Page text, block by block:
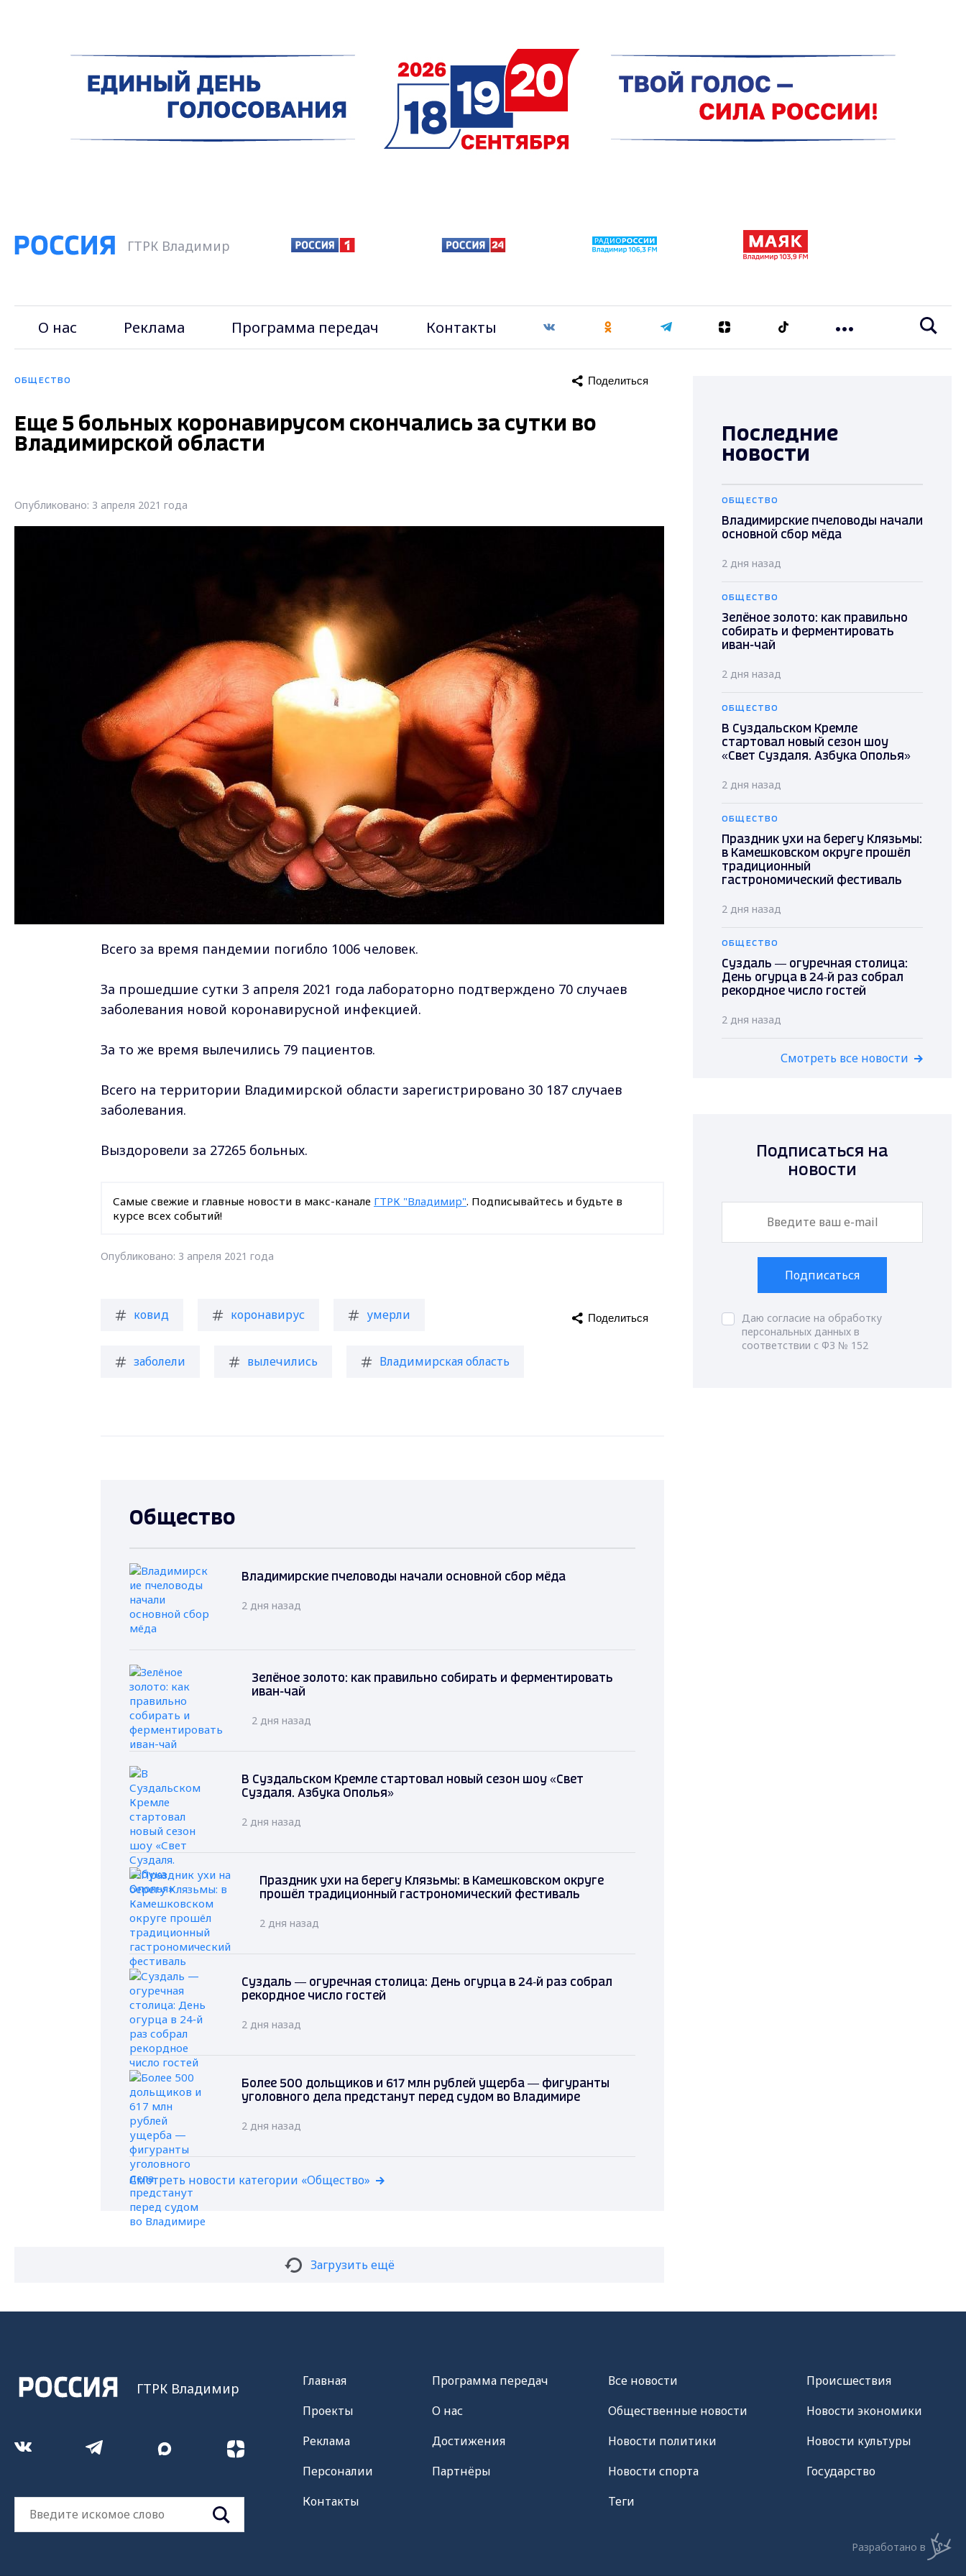
ГТРК Владимир
О нас Реклама Программа передач Контакты
ОБЩЕСТВО Поделиться
Еще 5 больных коронавирусом скончались за сутки во
Владимирской области
Опубликовано: 3 апреля 2021 года
Всего за время пандемии погибло 1006 человек.
За прошедшие сутки 3 апреля 2021 года лабораторно подтверждено 70 случаев
заболевания новой коронавирусной инфекцией.
За то же время вылечились 79 пациентов.
Всего на территории Владимирской области зарегистрировано 30 187 случаев
заболевания.
Выздоровели за 27265 больных.
Самые свежие и главные новости в макс-канале ГТРК "Владимир". Подписывайтесь и будьте в
курсе всех событий!
Опубликовано: 3 апреля 2021 года
ковид коронавирус умерли
заболели вылечились Владимирская область
Поделиться
Общество
Владимирские пчеловоды начали основной сбор мёда
2 дня назад
Зелёное золото: как правильно собирать и ферментировать
иван-чай
2 дня назад
В Суздальском Кремле стартовал новый сезон шоу «Свет
Суздаля. Азбука Ополья»
2 дня назад
Праздник ухи на берегу Клязьмы: в Камешковском округе
прошёл традиционный гастрономический фестиваль
2 дня назад
Суздаль — огуречная столица: День огурца в 24‑й раз собрал
рекордное число гостей
2 дня назад
Более 500 дольщиков и 617 млн рублей ущерба — фигуранты
уголовного дела предстанут перед судом во Владимире
2 дня назад
Смотреть новости категории «Общество»
Загрузить ещё
Последние
новости
ОБЩЕСТВО
Владимирские пчеловоды начали
основной сбор мёда
2 дня назад
ОБЩЕСТВО
Зелёное золото: как правильно
собирать и ферментировать
иван-чай
2 дня назад
ОБЩЕСТВО
В Суздальском Кремле
стартовал новый сезон шоу
«Свет Суздаля. Азбука Ополья»
2 дня назад
ОБЩЕСТВО
Праздник ухи на берегу Клязьмы:
в Камешковском округе прошёл
традиционный
гастрономический фестиваль
2 дня назад
ОБЩЕСТВО
Суздаль — огуречная столица:
День огурца в 24‑й раз собрал
рекордное число гостей
2 дня назад
Смотреть все новости
Подписаться на
новости
Подписаться
Даю согласие на обработку
персональных данных в
соответствии с ФЗ № 152
ГТРК Владимир
Главная
Проекты
Реклама
Персоналии
Контакты
Программа передач
О нас
Достижения
Партнёры
Все новости
Общественные новости
Новости политики
Новости спорта
Теги
Происшествия
Новости экономики
Новости культуры
Государство
Разработано в